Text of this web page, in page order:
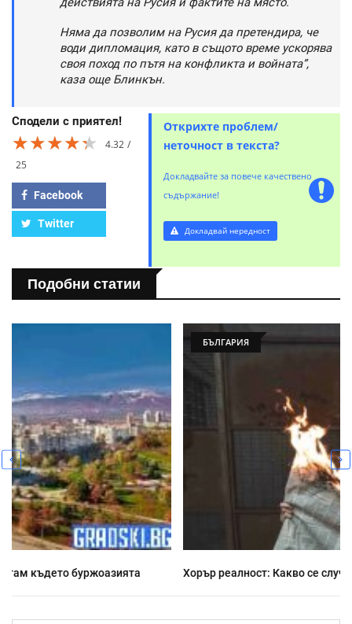
Няма да позволим на Русия да претендира, че
води дипломация, като в същото време ускорява
своя поход по пътя на конфликта и войната”,
каза още Блинкън.
Сподели с приятел!
★★★★★
★★★★★
★★★★★
4.32
25
Facebook
Twitter
Открихте проблем/
неточност в текста?
Докладвайте за повече качествено
съдържание!
Докладвай нередност
Подобни статии
Хорър реалност: Какво се случва напоследък у нас